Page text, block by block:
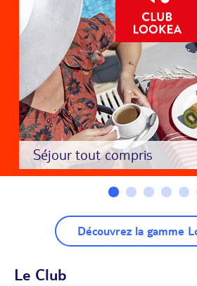
Séjour tout compris
Découvrez la gamme
Le Club